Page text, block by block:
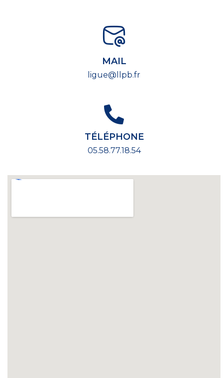
MAIL
ligue@llpb.fr
TÉLÉPHONE
05.58.77.18.54